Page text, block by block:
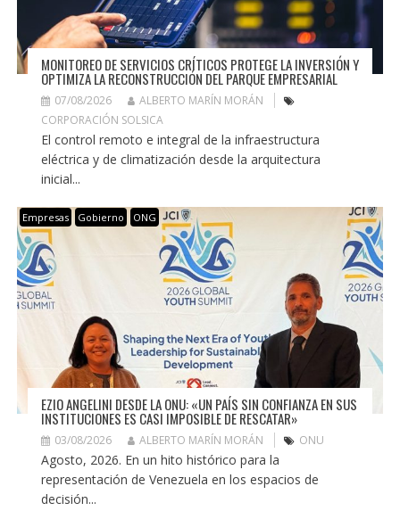
MONITOREO DE SERVICIOS CRÍTICOS PROTEGE LA INVERSIÓN Y
OPTIMIZA LA RECONSTRUCCIÓN DEL PARQUE EMPRESARIAL
07/08/2026
ALBERTO MARÍN MORÁN
CORPORACIÓN SOLSICA
El control remoto e integral de la infraestructura
eléctrica y de climatización desde la arquitectura
inicial...
Empresas Gobierno ONG
EZIO ANGELINI DESDE LA ONU: «UN PAÍS SIN CONFIANZA EN SUS
INSTITUCIONES ES CASI IMPOSIBLE DE RESCATAR»
03/08/2026 ALBERTO MARÍN MORÁN ONU
Agosto, 2026. En un hito histórico para la
representación de Venezuela en los espacios de
decisión...